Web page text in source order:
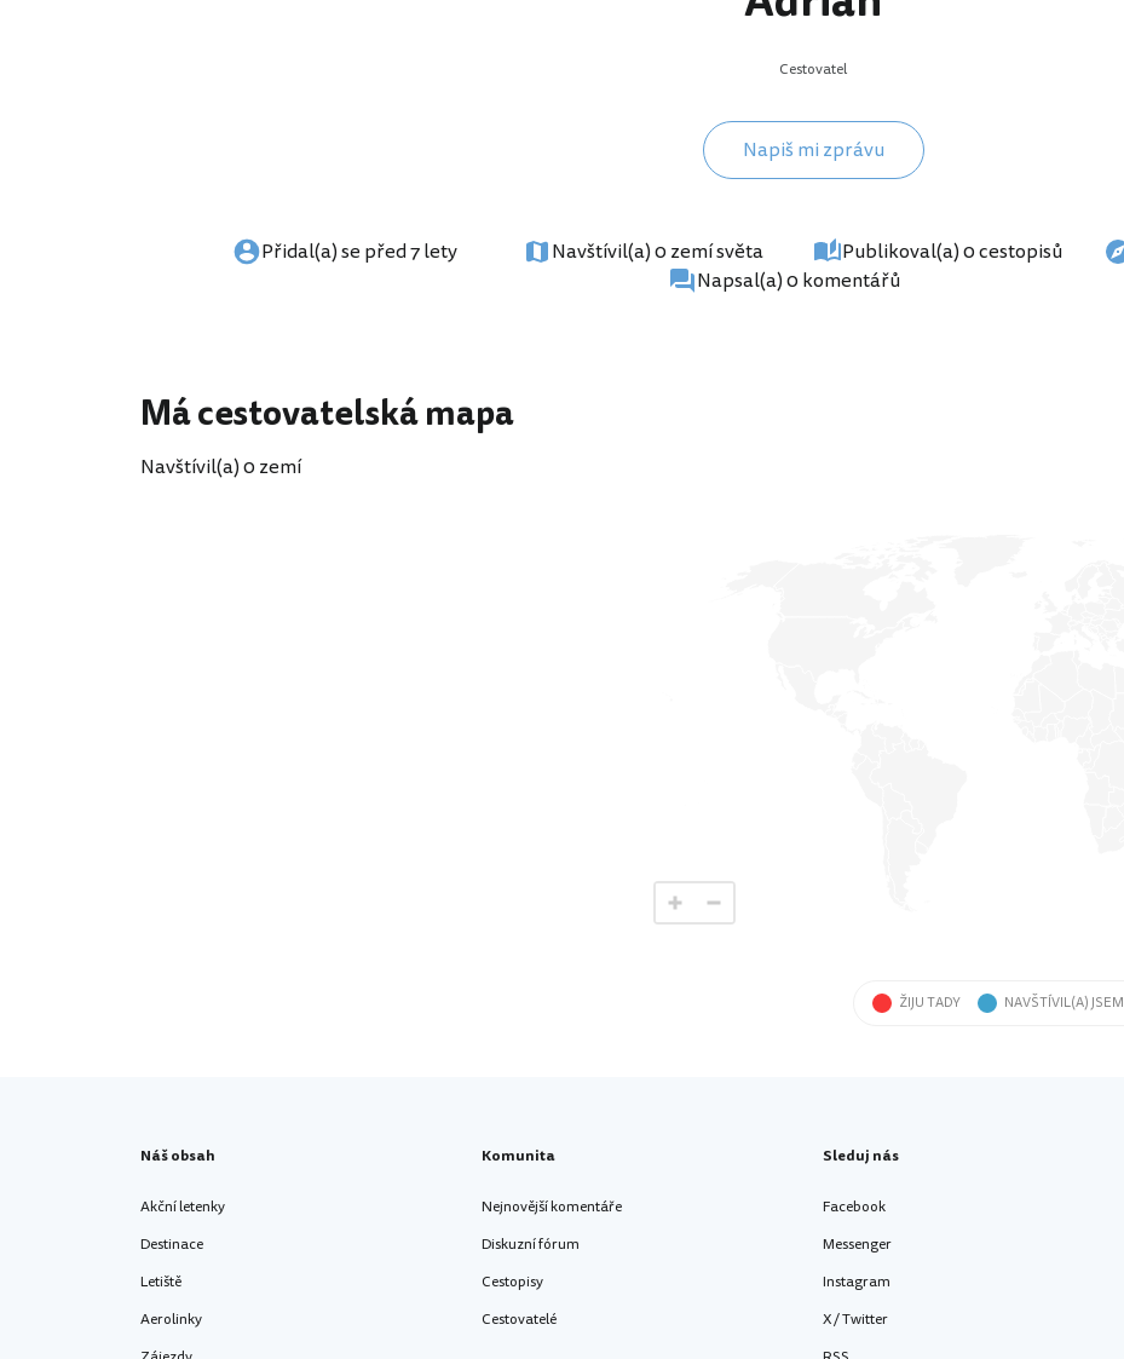
Cestovatel
Napiš mi zprávu
Přidal(a) se před 7 lety Navštívil(a) 0 zemí světa Publikoval(a) 0 cestopisů
Napsal(a) 0 komentářů
Má cestovatelská mapa
Navštívil(a) 0 zemí
ŽIJU TADY NAVŠTÍVIL(A) JSEM
Náš obsah
Akční letenky
Destinace
Letiště
Aerolinky
Komunita
Nejnovější komentáře
Diskuzní fórum
Cestopisy
Cestovatelé
Sleduj nás
Facebook
Messenger
Instagram
X / Twitter